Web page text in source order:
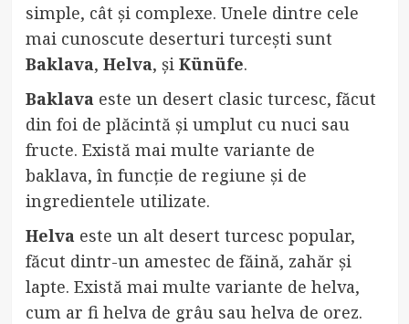
simple, cât și complexe. Unele dintre cele
mai cunoscute deserturi turcești sunt
Baklava, Helva, și Künüfe.
Baklavaeste un desert clasic turcesc, făcut
din foi de plăcintă și umplut cu nuci sau
fructe. Există mai multe variante de
baklava, în funcție de regiune și de
ingredientele utilizate.
Helvaeste un alt desert turcesc popular,
făcut dintr-un amestec de făină, zahăr și
lapte. Există mai multe variante de helva,
cum ar fi helva de grâu sau helva de orez.